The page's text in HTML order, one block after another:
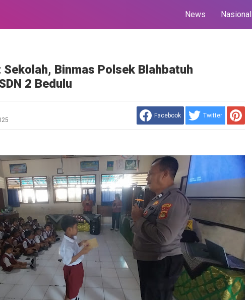
News Nasional
Binmas Polsek Blahbatuh
2 Bedulu
Facebook Twitter